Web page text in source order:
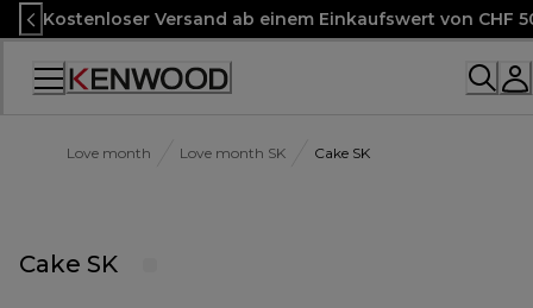
Skip
to
Content
Kostenloser Versand ab einem Einkaufswert von CHF
Accessibility
Love month Love month SK Cake SK
Cake SK